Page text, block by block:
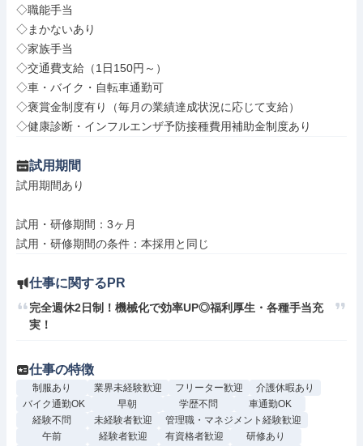
◇職能手当
◇まかないあり
◇家族手当
◇交通費支給（1日150円～）
◇車・バイク・自転車通勤可
◇褒賞金制度有り（毎月の業績達成状況に応じて支給）
◇健康診断・インフルエンザ予防接種費用補助金制度あり
試用期間
試用期間あり
試用・研修期間：3ヶ月
仕事に関するPR
完全週休2日制！機械化で効率UP◎福利厚生・各種手当充
実！
仕事の特徴
制服あり 業界未経験歓迎 フリーター歓迎
介護休暇あり
バイク通勤OK
早朝 学歴不問
車通勤OK
経験不問
未経験者歓迎
管理職・マネジメント経験歓迎
午前
経験者歓迎 有資格者歓迎
研修あり